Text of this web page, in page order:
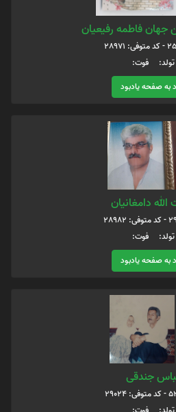
فاطمه رفیعیان
تولد: فوت:
به صفحه یادبود
دامغانیان
تولد: فوت:
به صفحه یادبود
جندقی